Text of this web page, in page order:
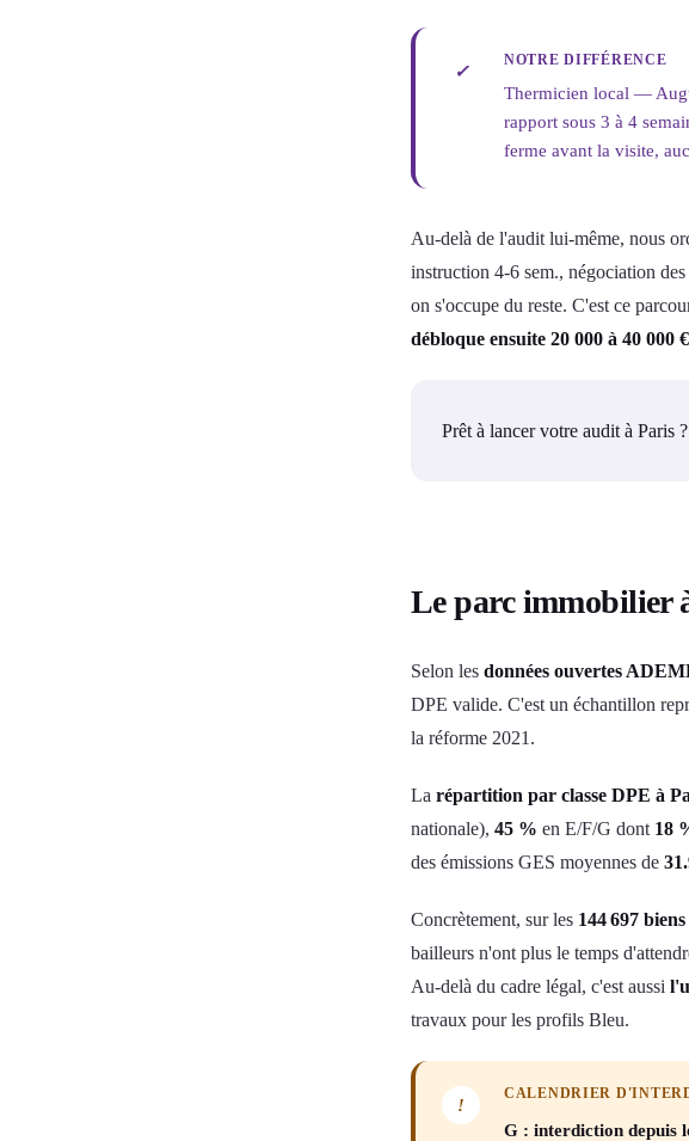
✓
NOTRE DIFFÉRENCE
Thermicien local —
rapport sous 3 à 4
ferme avant la visite,
Au-delà de l'audit lui-même, nous
instruction 4-6 sem., négociation
on s'occupe du reste. C'est ce
débloque ensuite 20 000 à 40 000
Prêt à lancer votre audit à Paris ?
Le parc immobilier
Selon les données ouvertes
DPE valide. C'est un échantillon
la réforme 2021.
La répartition par classe DPE à
nationale), 45 % en E/F/G dont 18
des émissions GES moyennes de
Concrètement, sur les 144 697
bailleurs n'ont plus le temps
Au-delà du cadre légal, c'est aussi
travaux pour les profils Bleu.
!
CALENDRIER
G : interdiction depuis